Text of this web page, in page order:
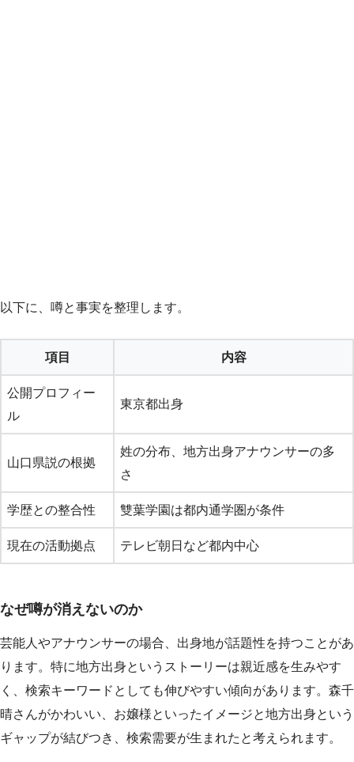
以下に、噂と事実を整理します。
項目 内容
公開プロフィー
ル
東京都出身
山口県説の根拠
姓の分布、地方出身アナウンサーの多
さ
学歴との整合性 雙葉学園は都内通学圏が条件
現在の活動拠点 テレビ朝日など都内中心
なぜ噂が消えないのか
芸能人やアナウンサーの場合、出身地が話題性を持つことがあ
ります。特に地方出身というストーリーは親近感を生みやす
く、検索キーワードとしても伸びやすい傾向があります。森千
晴さんがかわいい、お嬢様といったイメージと地方出身という
ギャップが結びつき、検索需要が生まれたと考えられます。